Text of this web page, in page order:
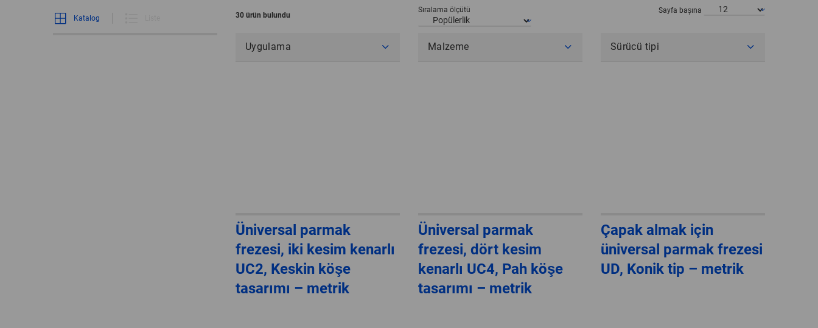
POLAND
AFRICA
Katalog 30 ürün bulundu
Sıralama ölçütü Sayfa başına
Uygulama Malzeme Sürücü tipi
Üniversal parmak
frezesi, iki kesim kenarlı
UC2, Keskin köşe
tasarımı – metrik
Üniversal parmak
frezesi, dört kesim
kenarlı UC4, Pah köşe
tasarımı – metrik
Çapak almak için
üniversal parmak frezesi
UD, Konik tip – metrik